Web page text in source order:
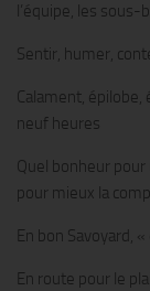
l’équipe, les sous-
Sentir, humer,
Calament,
neuf heures
Quel bonheur pour
pour mieux la
En bon Savoyard,
En route pour le